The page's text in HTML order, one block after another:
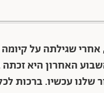
הטור המשעשע הזה כתבה שרון קנטור במאי
האחרון היא
עכשיו. ברכות